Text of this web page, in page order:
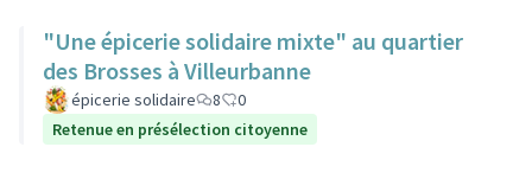
"Une épicerie solidaire mixte" au quartier
des Brosses à Villeurbanne
épicerie solidaire 8
0
Retenue en présélection citoyenne